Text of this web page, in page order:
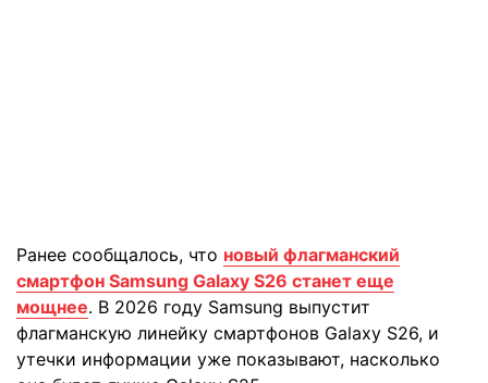
Ранее сообщалось, что новый флагманский
смартфон Samsung Galaxy S26 станет еще
мощнее. В 2026 году Samsung выпустит
флагманскую линейку смартфонов Galaxy S26, и
утечки информации уже показывают, насколько